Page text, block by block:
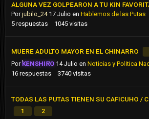
ALGUNA VEZ GOLPEARON A TU KIN
Porjubilo_24 17 Julio en Hablemos de las Putas
5 respuestas 1045 visitas
MUERE ADULTO MAYOR EN EL CHINARRO
PorKENSHIRO 14 Julio enNoticias y Politica
16 respuestas 3740 visitas
TODAS LAS PUTAS TIENEN SU CAFICUHO /
1 2